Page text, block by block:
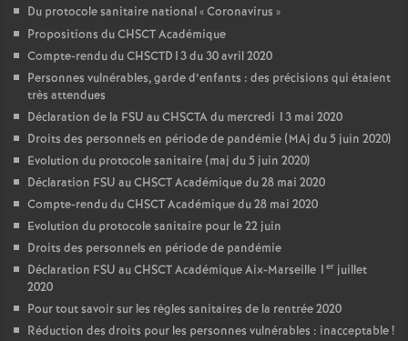
Du protocole sanitaire national «Coronavirus »
Propositions du CHSCT Académique
Compte-rendu du CHSCTD13 du 30 avril 2020
Personnes vulnérables, garde d’enfants : des précisions qui étaient
très attendues
Déclaration de la FSU au CHSCTA du mercredi 13 mai 2020
Droits des personnels en période de pandémie (MAj du 5 juin 2020)
Evolution du protocole sanitaire (maj du 5 juin 2020)
Déclaration FSU au CHSCT Académique du 28 mai 2020
Compte-rendu du CHSCT Académique du 28 mai 2020
Evolution du protocole sanitaire pour le 22 juin
Droits des personnels en période de pandémie
Déclaration FSU au CHSCT Académique Aix-Marseille 1 er juillet
2020
Pour tout savoir sur les règles sanitaires de la rentrée 2020
Réduction des droits pour les personnes vulnérables : inacceptable!